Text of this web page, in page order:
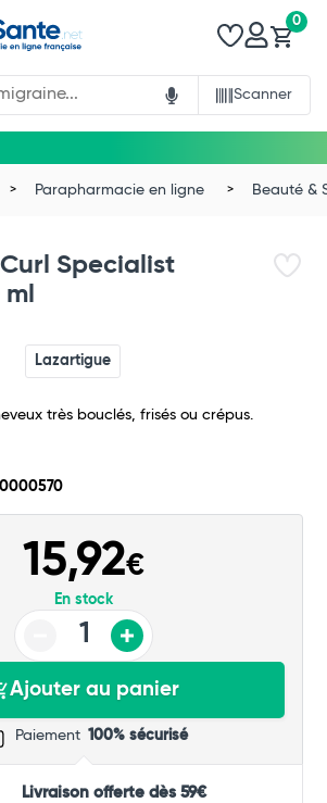
Scanner
0
Commander
Parapharmacie en ligne Beauté &
Specialist
Lazartigue
très bouclés, frisés ou crépus.
15,92€
En stock
Ajouter au panier
Paiement 100% sécurisé
Livraison offerte dès 59€